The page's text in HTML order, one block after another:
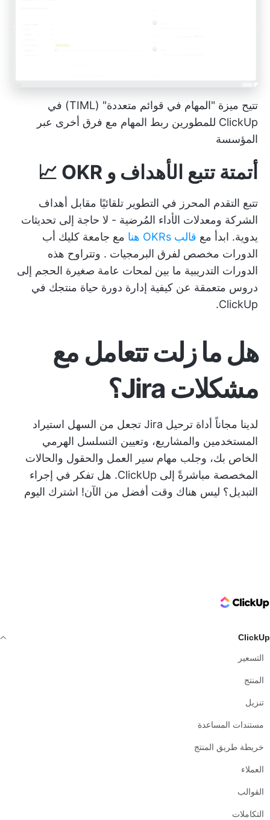
تتيح ميزة "المهام في قوائم متعددة" (TIML) في
ClickUp للمطورين ربط المهام مع فرق أخرى عبر
المؤسسة
أتمتة تتبع الأهداف و OKR 📈
تتبع التقدم المحرز في التطوير تلقائيًا مقابل أهداف
الشركة ومعدلات الأداء المُرضية - لا حاجة إلى تحديثات
يدوية. ابدأ مع قالب OKRs هنا مع جامعة كليك أب
الدورات مخصص لفرق البرمجيات . وتتراوح هذه
الدورات التدريبية ما بين لمحات عامة صغيرة الحجم إلى
دروس متعمقة عن كيفية إدارة دورة حياة منتجك في
ClickUp.
هل ما زلت تتعامل مع
مشكلات Jira؟
لدينا مجاناً أداة ترحيل Jira
تجعل من السهل استيراد
المستخدمين والمشاريع، وتعيين التسلسل الهرمي
الخاص بك، وجلب مهام سير العمل والحقول والحالات
المخصصة مباشرةً إلى ClickUp. هل تفكر في إجراء
التبديل؟ ليس هناك وقت أفضل من الآن! اشترك اليوم
ClickUp Logo
ClickUp
التسعير
المنتج
تنزيل
مستندات المساعدة
خريطة طريق المنتج
العملاء
القوالب
التكاملات